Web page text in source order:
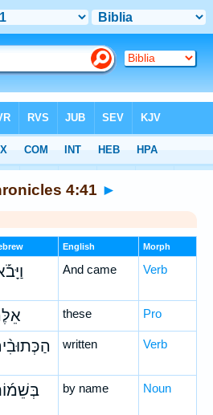
4:41 ►
English Morph
And came Verb
these Pro
written Verb
by name Noun